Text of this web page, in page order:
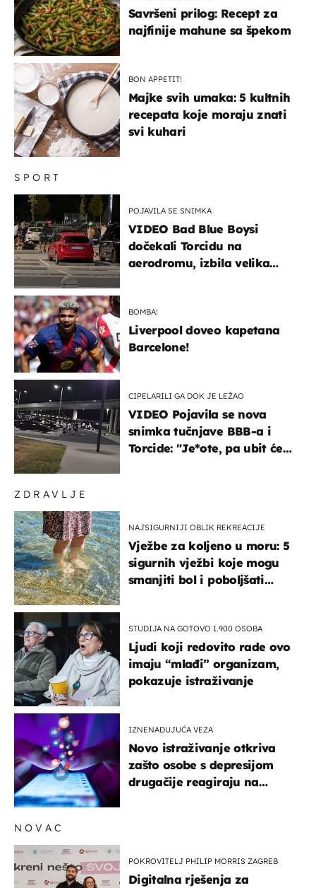
ZDRAVLJE
NAJSIGURNIJI OBLIK REKREACIJE
Vježbe za koljeno u moru: 5
sigurnih vježbi koje mogu
smanjiti bol i poboljšati
STUDIJA NA GOTOVO 1.900 OSOBA
Ljudi koji redovito rade ovo
imaju “mlađi” organizam,
pokazuje istraživanje
IZNENAĐUJUĆA VEZA
Novo istraživanje otkriva
zašto osobe s depresijom
drugačije reagiraju na
SPORT
POJAVILA SE SNIMKA
VIDEO Bad Blue Boysi
dočekali Torcidu na
aerodromu, izbila velika
BOMBA!
Liverpool doveo kapetana
Barcelone!
CIPELARILI GA DOK JE LEŽAO
VIDEO Pojavila se nova
snimka tučnjave BBB-a i
Torcide: "Je*ote, pa ubit će
Savršeni prilog: Recept za
najfinije mahune sa špekom
BON APPETIT!
Majke svih umaka: 5 kultnih
recepata koje moraju znati
svi kuhari
NOVAC
POKROVITELJ PHILIP MORRIS ZAGREB
Digitalna rješenja za